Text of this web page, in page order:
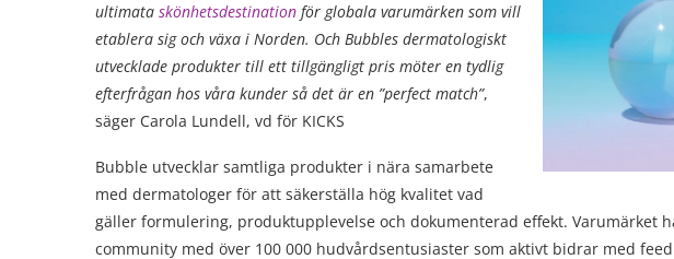
ultimata skönhetsdestination för globala varumärken som vill
etablera sig och växa i Norden. Och Bubbles dermatologiskt
utvecklade produkter till ett tillgängligt pris möter en tydlig
efterfrågan hos våra kunder så det är en ”perfect match”,
säger Carola Lundell, vd för KICKS
Bubble utvecklar samtliga produkter i nära samarbete
med dermatologer för att säkerställa hög kvalitet vad
gäller formulering, produktupplevelse och dokumenterad effekt. Varumärket
community med över 100 000 hudvårdsentusiaster som aktivt bidrar med